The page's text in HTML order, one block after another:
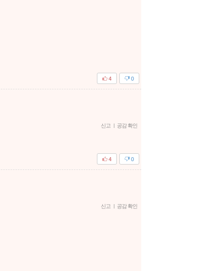
0
4
신고 | 공감 확인
0
4
신고 | 공감 확인